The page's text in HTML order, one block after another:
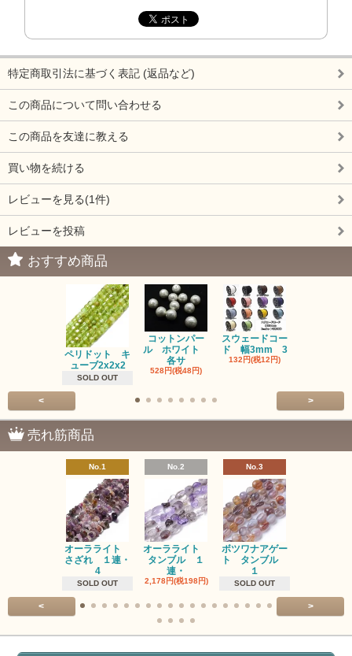
特定商取引法に基づく表記 (返品など)
この商品について問い合わせる
この商品を友達に教える
買い物を続ける
レビューを見る(1件)
レビューを投稿
おすすめ商品
ペリドット キ
ューブ2x2x2
SOLD OUT
コットンパー
ル ホワイト
各サ
528円(税48円)
スウェードコー
ド 幅3mm 3
132円(税12円)
< >
売れ筋商品
No.1
オーラライト
さざれ １連・
4
SOLD OUT
No.2
オーラライト
タンブル １
連・
2,178円(税198円)
No.3
ボツワナアゲー
ト タンブル
１
SOLD OUT
< >